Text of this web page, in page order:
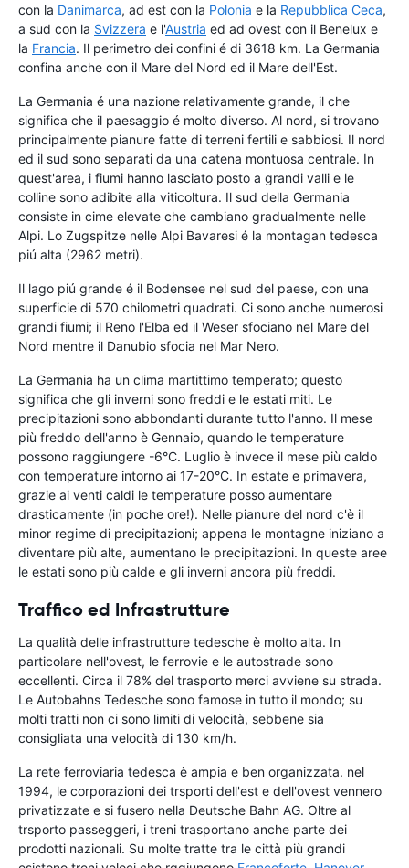
con la Danimarca, ad est con la Polonia e la Repubblica Ceca,
a sud con la Svizzera e l'Austria ed ad ovest con il Benelux e
la Francia. Il perimetro dei confini é di 3618 km. La Germania
confina anche con il Mare del Nord ed il Mare dell'Est.
La Germania é una nazione relativamente grande, il che
significa che il paesaggio é molto diverso. Al nord, si trovano
principalmente pianure fatte di terreni fertili e sabbiosi. Il nord
ed il sud sono separati da una catena montuosa centrale. In
quest'area, i fiumi hanno lasciato posto a grandi valli e le
colline sono adibite alla viticoltura. Il sud della Germania
consiste in cime elevate che cambiano gradualmente nelle
Alpi. Lo Zugspitze nelle Alpi Bavaresi é la montagan tedesca
piú alta (2962 metri).
Il lago piú grande é il Bodensee nel sud del paese, con una
superficie di 570 chilometri quadrati. Ci sono anche numerosi
grandi fiumi; il Reno l'Elba ed il Weser sfociano nel Mare del
Nord mentre il Danubio sfocia nel Mar Nero.
La Germania ha un clima martittimo temperato; questo
significa che gli inverni sono freddi e le estati miti. Le
precipitazioni sono abbondanti durante tutto l'anno. Il mese
più freddo dell'anno è Gennaio, quando le temperature
possono raggiungere -6°C. Luglio è invece il mese più caldo
con temperature intorno ai 17-20°C. In estate e primavera,
grazie ai venti caldi le temperature posso aumentare
drasticamente (in poche ore!). Nelle pianure del nord c'è il
minor regime di precipitazioni; appena le montagne iniziano a
diventare più alte, aumentano le precipitazioni. In queste aree
le estati sono più calde e gli inverni ancora più freddi.
Traffico ed Infrastrutture
La qualità delle infrastrutture tedesche è molto alta. In
particolare nell'ovest, le ferrovie e le autostrade sono
eccellenti. Circa il 78% del trasporto merci avviene su strada.
Le Autobahns Tedesche sono famose in tutto il mondo; su
molti tratti non ci sono limiti di velocità, sebbene sia
consigliata una velocità di 130 km/h.
La rete ferroviaria tedesca è ampia e ben organizzata. nel
1994, le corporazioni dei trsporti dell'est e dell'ovest vennero
privatizzate e si fusero nella Deutsche Bahn AG. Oltre al
trsporto passeggeri, i treni trasportano anche parte dei
prodotti nazionali. Su molte tratte tra le città più grandi